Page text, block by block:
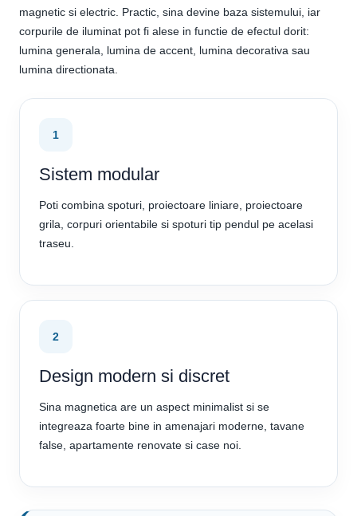
magnetic si electric. Practic, sina devine baza sistemului, iar
corpurile de iluminat pot fi alese in functie de efectul dorit:
lumina generala, lumina de accent, lumina decorativa sau
lumina directionata.
1
Sistem modular
Poti combina spoturi, proiectoare liniare, proiectoare
grila, corpuri orientabile si spoturi tip pendul pe acelasi
traseu.
2
Design modern si discret
Sina magnetica are un aspect minimalist si se
integreaza foarte bine in amenajari moderne, tavane
false, apartamente renovate si case noi.